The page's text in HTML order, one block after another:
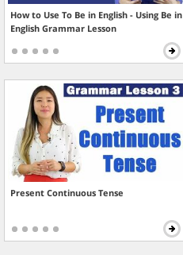
How to Use To Be in English - Using Be in
English Grammar Lesson
Present Continuous Tense